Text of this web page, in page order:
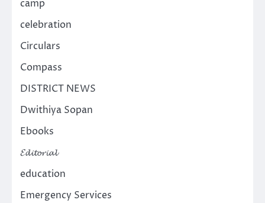
camp
celebration
Circulars
Compass
DISTRICT NEWS
Dwithiya Sopan
Ebooks
𝓔𝓭𝓲𝓽𝓸𝓻𝓲𝓪𝓵
education
Emergency Services